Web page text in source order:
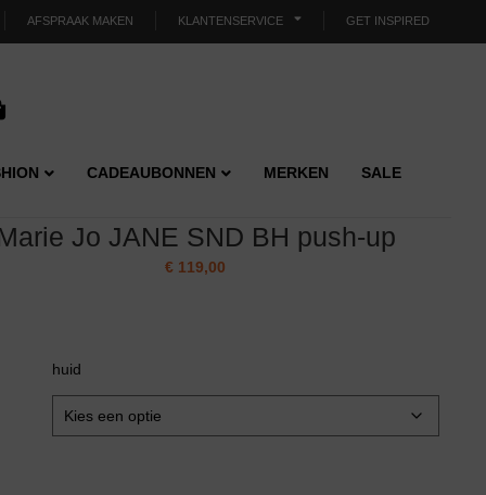
AFSPRAAK MAKEN KLANTENSERVICE GET INSPIRED
CADEAUBONNEN MERKEN SALE
Jo JANE SND BH push-up
€ 119,00
huid